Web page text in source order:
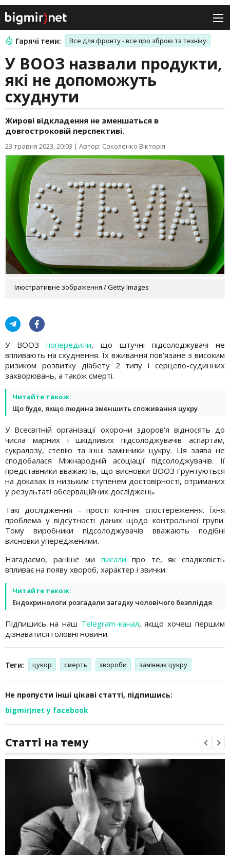
Гарячі теми: Все для фронту - все про зброю та техніку
У ВООЗ назвали продукти,
які не допоможуть
схуднути
Жирові відкладення не зменшаться в
довгостроковій перспективі.
23 травня 2023, 20:03 | Автор: Соколенко Вікторія
Ілюстративне зображення / Getty Images
У ВООЗ попередили, що штучні підсолоджувачі не
впливають на схуднення. Їх вживання пов'язане з високим
ризиком розвитку діабету 2 типу і серцево-судинних
захворювань, а також смерті.
Читайте також:
Що буде, якщо людина зменшить споживання цукру
У Всесвітній організації охорони здоров'я відносять до
числа марних і шкідливих підсолоджувачів аспартам,
сукралозу, стевію та інші замінники цукру. Ця заява не
сподобалася Міжнародній асоціації підсолоджувачів. Її
представники вважають, що висновки ВООЗ ґрунтуються
на доказах із низьким ступенем достовірності, отриманих
у результаті обсерваційних досліджень.
Такі дослідження - прості клінічні спостереження. Їхня
проблема у відсутності даних щодо контрольної групи.
Тому виробники підсолоджувачів вважають подібні
висновки упередженими.
Нагадаємо, раніше ми писали про те, як спадковість
впливає на появу хвороб, характер і звички.
Читайте також:
Ендокринологи розгадали загадку чоловічого безпліддя
Підпишись на наш Telegram-канал, якщо хочеш першим
дізнаватися головні новини.
Теги: цукор смерть хвороби замінник цукру
Не пропусти інші цікаві статті, підпишись:
bigmir)net у facebook
Статті на тему